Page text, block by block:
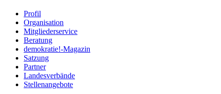
Profil
Organisation
Mitgliederservice
Beratung
demokratie!-Magazin
Satzung
Partner
Landesverbände
Stellenangebote